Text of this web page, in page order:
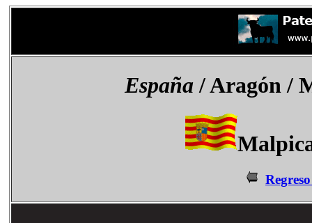
España/ Aragón /